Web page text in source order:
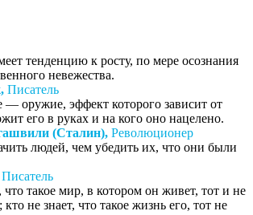
тенденцию к росту, по мере осознания
невежества.
Писатель
— оружие, эффект которого зависит от
его в руках и на кого оно нацелено.
(Сталин), Революционер
людей, чем убедить их, что они были
Писатель
что такое мир, в котором он живет, тот и не
кто не знает, что такое жизнь его, тот не